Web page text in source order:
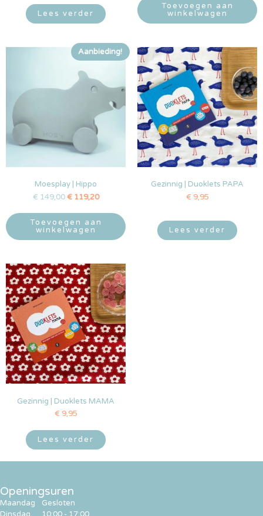
Lees verder
Toevoegen aan
winkelwagen
Aanbieding!
Moesplay | Hippo
€ 149,00 €119,20
Toevoegen aan
winkelwagen
Gezinnig | Duoklets PAPA
€ 9,95
Lees verder
Gezinnig | Duoklets MAMA
€ 9,95
Lees verder
Openingsuren
Maandag
Dinsdag
Gesloten
10:00 - 17:00